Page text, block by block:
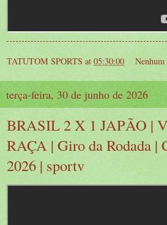
TATUTOM SPORTS at 05:30:00
terça-feira, 30 de junho de 2026
BRASIL 2 X 1 JAPÃO |
RAÇA | Giro da Rodada |
2026 | sportv